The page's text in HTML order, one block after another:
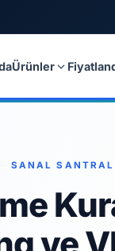
Ürünler
SANAL SANTRAL